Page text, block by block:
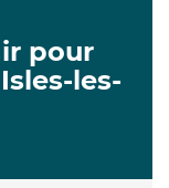
pour
les-